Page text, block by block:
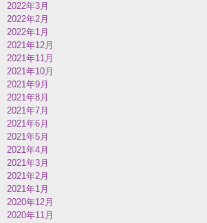
2022年3月
2022年2月
2022年1月
2021年12月
2021年11月
2021年10月
2021年9月
2021年8月
2021年7月
2021年6月
2021年5月
2021年4月
2021年3月
2021年2月
2021年1月
2020年12月
2020年11月